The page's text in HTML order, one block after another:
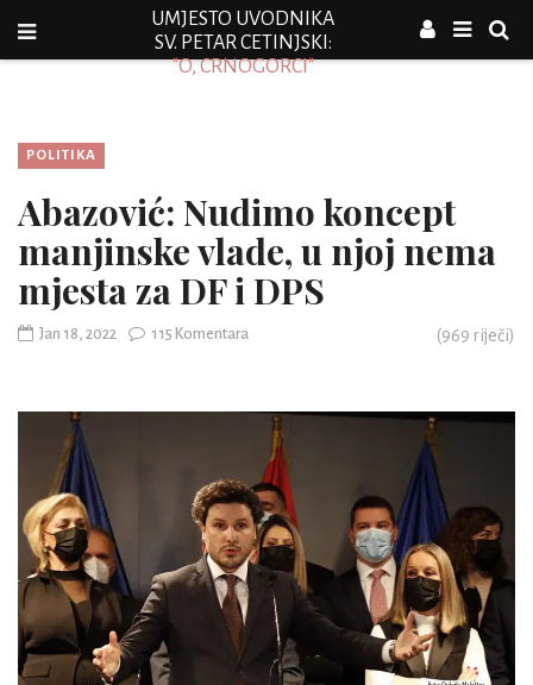
UMJESTO UVODNIKA
SV. PETAR CETINJSKI:
"O, CRNOGORCI"
POLITIKA
Abazović: Nudimo koncept
manjinske vlade, u njoj nema
mjesta za DF i DPS
Jan 18, 2022 115 Komentara (969 riječi)